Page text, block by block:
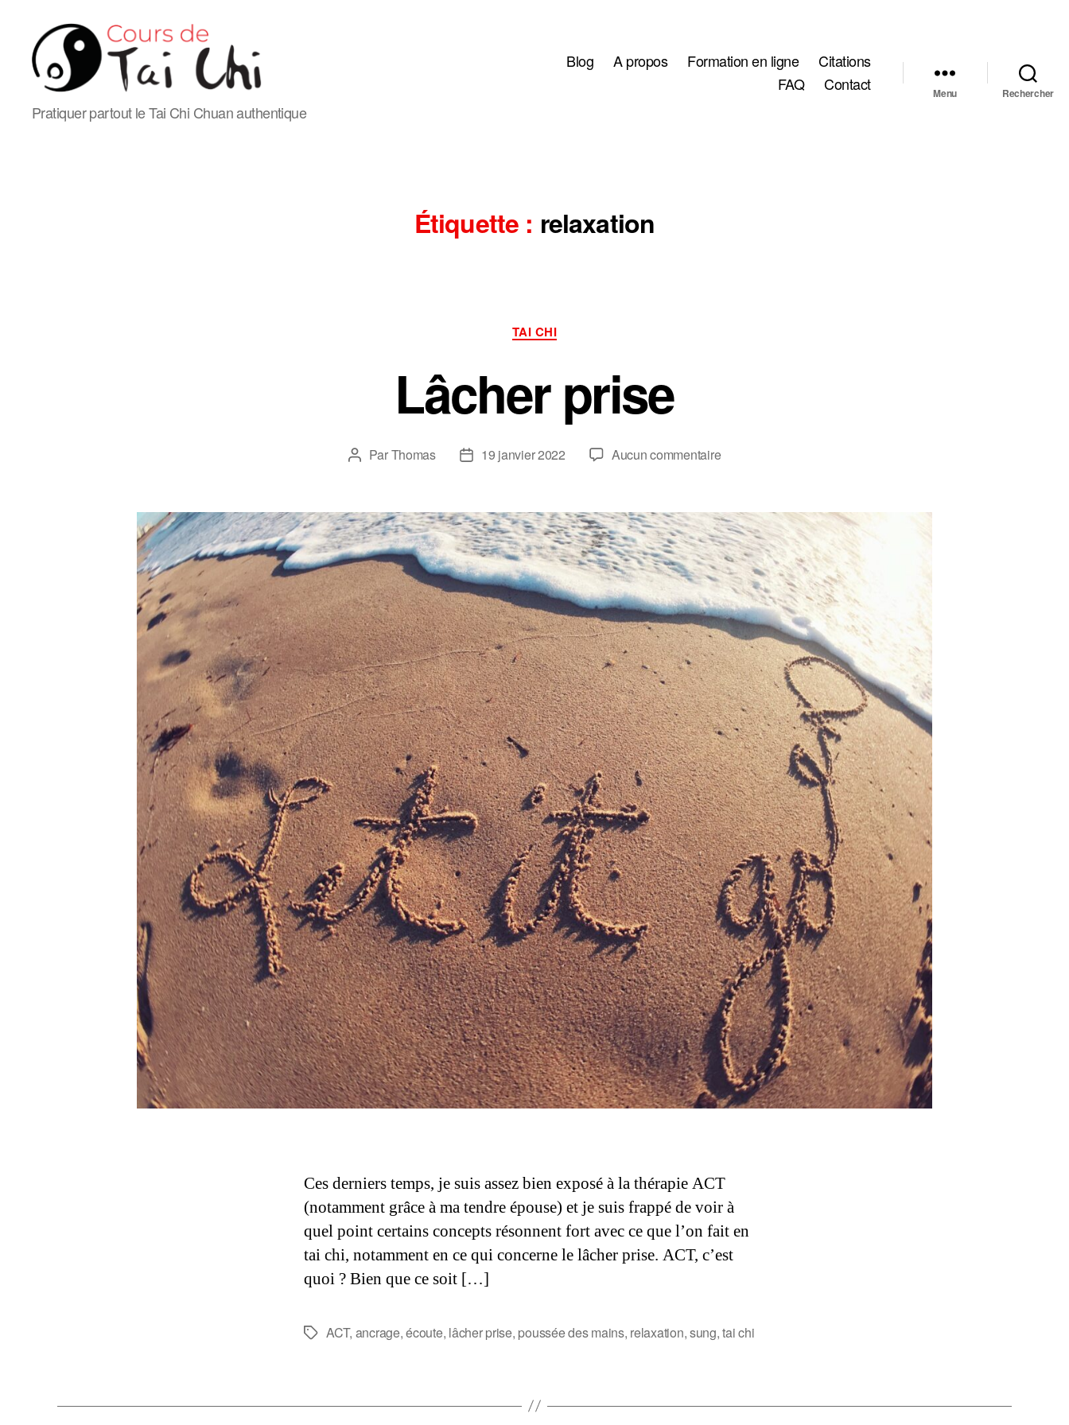
de
Pratiquer partout le Tai Chi Chuan authentique
Blog A propos Formation en ligne
Citations
FAQ
Contact Menu Rechercher
Étiquette : relaxation
Catégories
TAI CHI
Lâcher prise
Auteur
ParThomas
Date19 janvier 2022 Aucun commentairesur
Ces derniers temps, je suis assez bien exposé à la thérapie ACT
(notamment grâce à ma tendre épouse) et je suis frappé de voir à
quel point certains concepts résonnent fort avec ce que l’on fait en
tai chi, notamment en ce qui concerne le lâcher prise. ACT, c’est
quoi ? Bien que ce soit […]
Étiquettes
ACT, ancrage,écoute, lâcher prise, poussée des mains, relaxation,sung,tai chi